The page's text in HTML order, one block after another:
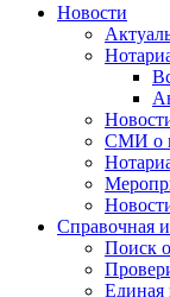
Новости
СМИ о
Справочная
Поиск
Единая